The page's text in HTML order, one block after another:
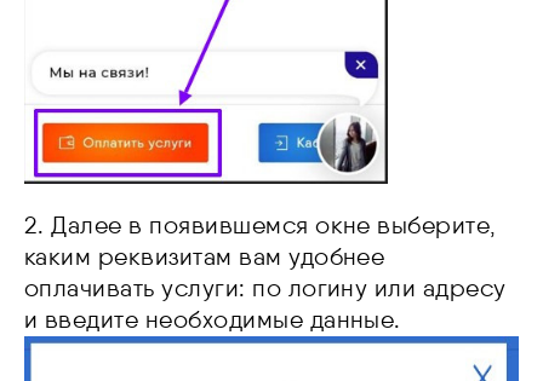
2. Далее в появившемся окне выберите,
каким реквизитам вам удобнее
оплачивать услуги: по логину или адресу
и введите необходимые данные.